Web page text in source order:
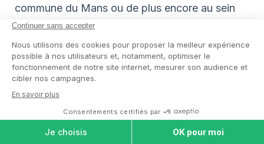
commune du Mans ou de plus encore au sein
de la Sarthe, vous êtes sûr de trouver l'option
qui correspond parfaitement à vos besoins.
Ces établissements sont classifiés en fonction
de leur capacité d'accueil, du public visé
(personnes âgées dépendantes, autonomes,
etc.) et du type de soins fournis :